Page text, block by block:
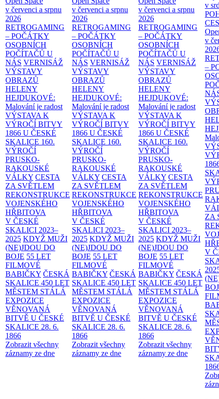
v červenci a srpnu
2026
RETROGAMING
– POČÁTKY
OSOBNÍCH
POČÍTAČŮ U
NÁS VERNISÁŽ
VÝSTAVY
OBRAZŮ
HELENY
HEJDUKOVÉ:
Malování je radost
VÝSTAVA K
VÝROČÍ BITVY
1866 U ČESKÉ
SKALICE 160.
VÝROČÍ
PRUSKO-
RAKOUSKÉ
VÁLKY CESTA
ZA SVĚTLEM
REKONSTRUKCE
VOJENSKÉHO
HŘBITOVA
V ČESKÉ
SKALICI 2023–
2025 KDYŽ MUŽI
(NE)JDOU DO
BOJE 55 LET
FILMOVÉ
BABIČKY ČESKÁ
SKALICE 450 LET
MĚSTEM STÁLÁ
EXPOZICE
VĚNOVANÁ
BITVĚ U ČESKÉ
SKALICE 28. 6.
1866
Zobrazit všechny
záznamy ze dne
v červenci a srpnu
2026
RETROGAMING
– POČÁTKY
OSOBNÍCH
POČÍTAČŮ U
NÁS VERNISÁŽ
VÝSTAVY
OBRAZŮ
HELENY
HEJDUKOVÉ:
Malování je radost
VÝSTAVA K
VÝROČÍ BITVY
1866 U ČESKÉ
SKALICE 160.
VÝROČÍ
PRUSKO-
RAKOUSKÉ
VÁLKY CESTA
ZA SVĚTLEM
REKONSTRUKCE
VOJENSKÉHO
HŘBITOVA
V ČESKÉ
SKALICI 2023–
2025 KDYŽ MUŽI
(NE)JDOU DO
BOJE 55 LET
FILMOVÉ
BABIČKY ČESKÁ
SKALICE 450 LET
MĚSTEM STÁLÁ
EXPOZICE
VĚNOVANÁ
BITVĚ U ČESKÉ
SKALICE 28. 6.
1866
Zobrazit všechny
záznamy ze dne
v červenci a srpnu
2026
RETROGAMING
– POČÁTKY
OSOBNÍCH
POČÍTAČŮ U
NÁS VERNISÁŽ
VÝSTAVY
OBRAZŮ
HELENY
HEJDUKOVÉ:
Malování je radost
VÝSTAVA K
VÝROČÍ BITVY
1866 U ČESKÉ
SKALICE 160.
VÝROČÍ
PRUSKO-
RAKOUSKÉ
VÁLKY CESTA
ZA SVĚTLEM
REKONSTRUKCE
VOJENSKÉHO
HŘBITOVA
V ČESKÉ
SKALICI 2023–
2025 KDYŽ MUŽI
(NE)JDOU DO
BOJE 55 LET
FILMOVÉ
BABIČKY ČESKÁ
SKALICE 450 LET
MĚSTEM STÁLÁ
EXPOZICE
VĚNOVANÁ
BITVĚ U ČESKÉ
SKALICE 28. 6.
1866
Zobrazit všechny
záznamy ze dne
v
v
–
ZA
V